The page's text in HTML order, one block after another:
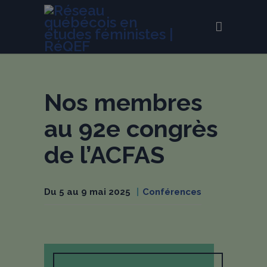
Nos membres
au 92e congrès
de l’ACFAS
Du 5 au 9 mai 2025 Conférences